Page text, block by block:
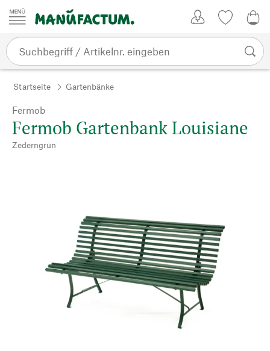
Zum Inhalt springen
Startseite Gartenbänke
Fermob
Fermob Gartenbank Louisiane
Zederngrün